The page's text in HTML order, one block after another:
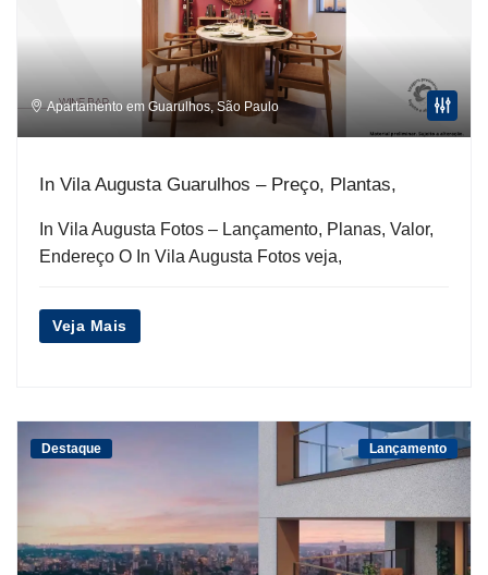
Apartamento em Guarulhos, São Paulo
In Vila Augusta Guarulhos – Preço, Plantas,
In Vila Augusta Fotos – Lançamento, Planas, Valor,
Endereço O In Vila Augusta Fotos veja,
Veja Mais
Destaque Lançamento